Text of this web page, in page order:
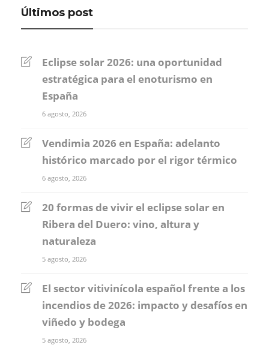
Últimos post
Eclipse solar 2026: una oportunidad
estratégica para el enoturismo en
España
6 agosto, 2026
Vendimia 2026 en España: adelanto
histórico marcado por el rigor térmico
6 agosto, 2026
20 formas de vivir el eclipse solar en
Ribera del Duero: vino, altura y
naturaleza
5 agosto, 2026
El sector vitivinícola español frente a los
incendios de 2026: impacto y desafíos en
viñedo y bodega
5 agosto, 2026